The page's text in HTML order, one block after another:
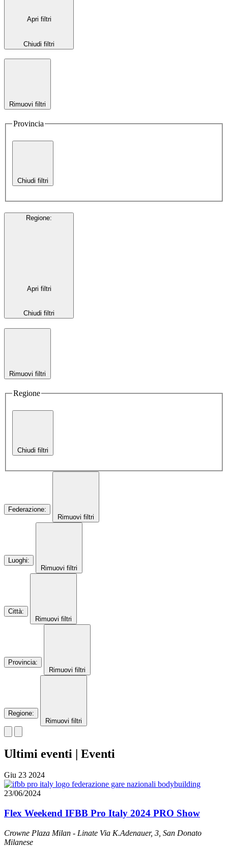
Apri filtri
Chiudi filtri
Rimuovi filtri
Provincia
Chiudi filtri
Regione:
Apri filtri
Chiudi filtri
Rimuovi filtri
Regione
Chiudi filtri
Federazione:
Rimuovi filtri
Luoghi:
Rimuovi filtri
Città:
Rimuovi filtri
Provincia:
Rimuovi filtri
Regione:
Rimuovi filtri
Ultimi eventi | Eventi
Giu 23 2024
23/06/2024
Flex Weekend IFBB Pro Italy 2024 PRO Show
Crowne Plaza Milan - Linate Via K.Adenauer, 3, San Donato
Milanese